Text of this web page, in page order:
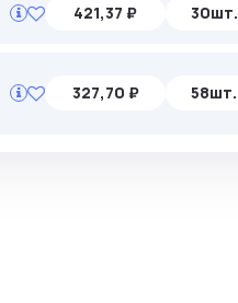
421,37 ₽ 30шт.
327,70 ₽ 58шт.